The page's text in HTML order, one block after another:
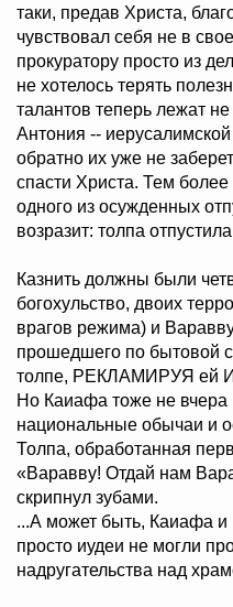
таки, предав Христа,
чувствовал себя не в
прокуратору просто из
не хотелось терять
талантов теперь лежат
Антония --
обратно их уже не
спасти Христа. Тем более
одного из осужденных
возразит: толпа
Казнить должны были
богохульство, двоих
врагов режима) и
прошедшего по бытовой
толпе, РЕКЛАМИРУЯ ей
Но Каиафа тоже не вчера
национальные обычаи и
Толпа, обработанная
«Варавву! Отдай нам
скрипнул зубами.
...А может быть, Каиафа и
просто иудеи не могли
надругательства над